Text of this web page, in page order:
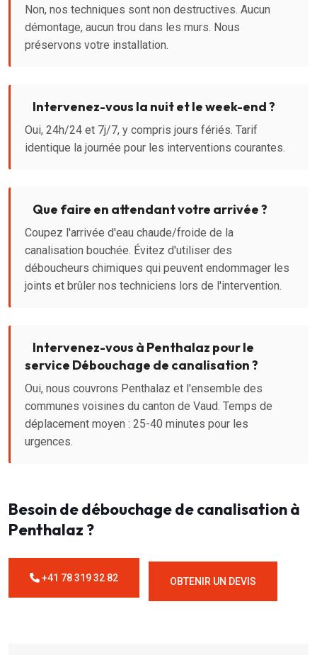
Non, nos techniques sont non destructives. Aucun
démontage, aucun trou dans les murs. Nous
préservons votre installation.
Intervenez-vous la nuit et le week-end ?
Oui, 24h/24 et 7j/7, y compris jours fériés. Tarif
identique la journée pour les interventions courantes.
Que faire en attendant votre arrivée ?
Coupez l'arrivée d'eau chaude/froide de la
canalisation bouchée. Évitez d'utiliser des
déboucheurs chimiques qui peuvent endommager les
joints et brûler nos techniciens lors de l'intervention.
Intervenez-vous à Penthalaz pour le
service Débouchage de canalisation ?
Oui, nous couvrons Penthalaz et l'ensemble des
communes voisines du canton de Vaud. Temps de
déplacement moyen : 25-40 minutes pour les
urgences.
Besoin de débouchage de canalisation à
Penthalaz ?
+41 78 319 32 82 OBTENIR UN DEVIS